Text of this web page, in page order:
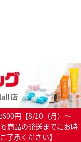
円【8/10（月）～
商品の発送までにお時
了承ください】